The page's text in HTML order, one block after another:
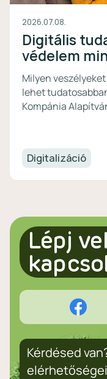
2026.07.08.
Digitális
védelem
Milyen
lehet
Kompánia
pénzügyekhez
tudnivalókat.
Digitalizáció
Lépj
Kérdésed